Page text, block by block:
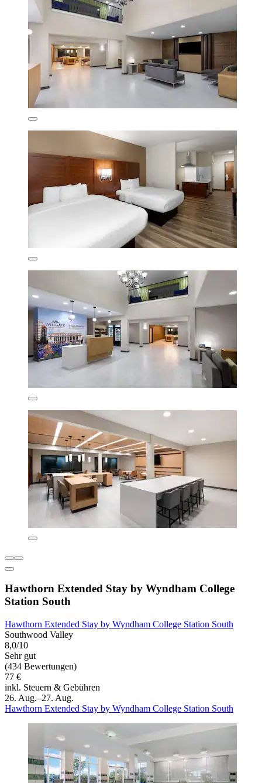
Hawthorn Extended Stay by Wyndham College
Station South
Hawthorn Extended Stay by Wyndham College Station South
Southwood Valley
8,0/10
Sehr gut
(434 Bewertungen)
77 €
inkl. Steuern & Gebühren
26. Aug.–27. Aug.
Hawthorn Extended Stay by Wyndham College Station South